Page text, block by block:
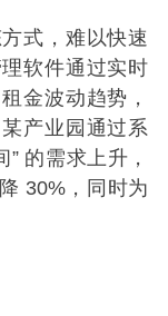
式，难以快速
软件通过实时
金波动趋势，
产业园通过系
的需求上升，
30%，同时为